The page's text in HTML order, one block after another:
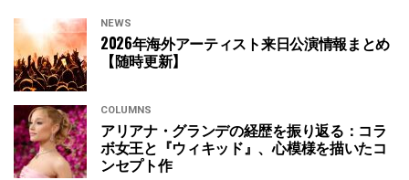
NEWS
2026年海外アーティスト来日公演情報まとめ
【随時更新】
COLUMNS
アリアナ・グランデの経歴を振り返る：コラ
ボ女王と『ウィキッド』、心模様を描いたコ
ンセプト作